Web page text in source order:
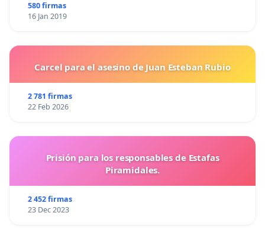
580 firmas
16 Jan 2019
Carcel para el asesino de Juan Esteban Rubio
2 781 firmas
22 Feb 2026
Prisión para los responsables de Estafas
Piramidales.
2 452 firmas
23 Dec 2023